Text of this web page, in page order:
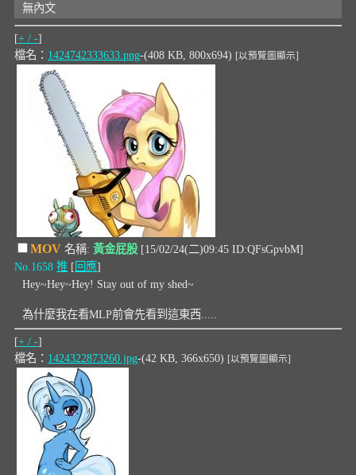
無內文
[+ / -]
檔名： 1424742333633.png-(408 KB, 800x694) [以預覽圖顯示]
MOV 名稱: 黃金屁股[15/02/24(二)09:45 ID:QFsGpvbM]
No.1658 推 [ 回應]
Hey~Hey~Hey! Stay out of my shed~
為什麼我在看MLP前會先看到這東西.....
[+ / -]
檔名： 1424322873260.jpg-(42 KB, 366x650) [以預覽圖顯示]